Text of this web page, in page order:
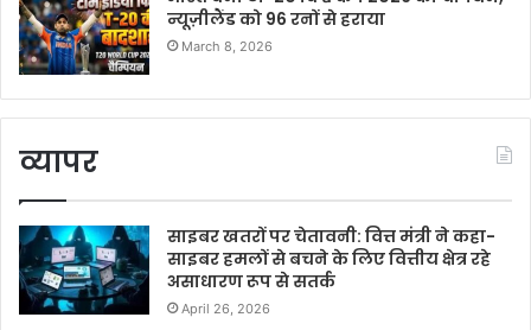
न्यूज़ीलैंड को 96 रनों से हराया
March 8, 2026
व्यापर
साइबर खतरों पर चेतावनी: वित्त मंत्री ने कहा-
साइबर हमलों से बचने के लिए वित्तीय क्षेत्र रहे
असाधारण रूप से सतर्क
April 26, 2026